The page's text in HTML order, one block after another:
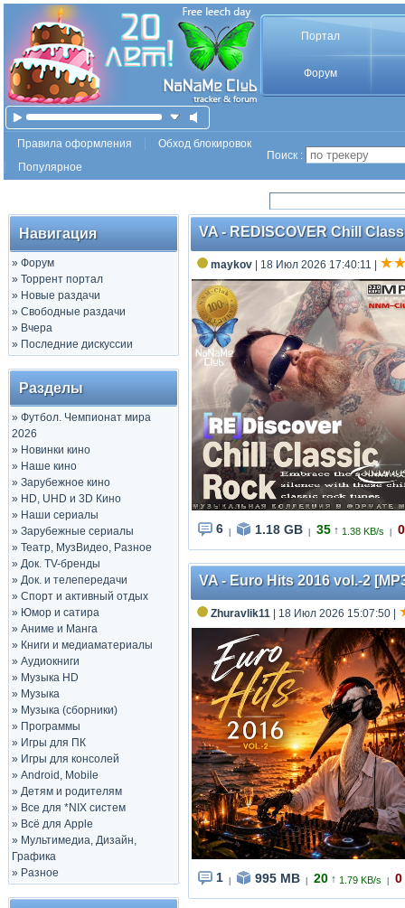
Портал
Форум
Правила оформления
Обход блокировок
Популярное
Поиск :
Навигация
» Форум
» Торрент портал
» Новые раздачи
» Свободные раздачи
» Вчера
» Последние дискуссии
Разделы
» Футбол. Чемпионат мира
2026
» Новинки кино
» Наше кино
» Зарубежное кино
» HD, UHD и 3D Кино
» Наши сериалы
» Зарубежные сериалы
» Театр, МузВидео, Разное
» Док. TV-бренды
» Док. и телепередачи
» Спорт и активный отдых
» Юмор и сатира
» Аниме и Манга
» Книги и медиаматериалы
» Аудиокниги
» Музыка HD
» Музыка
» Музыка (сборники)
» Программы
» Игры для ПК
» Игры для консолей
» Android, Mobile
» Детям и родителям
» Все для *NIX систем
» Всё для Apple
» Мультимедиа, Дизайн,
Графика
» Разное
VA - REDISCOVER Chill
maykov | 18 Июл 2026 17:40:11
6 1.18 GB 35 ↑ 1.38 KB/s 0
VA - Euro Hits 2016 vol.-2
Zhuravlik11 | 18 Июл 2026 15:07:50
1 995 MB 20 ↑ 1.79 KB/s 0